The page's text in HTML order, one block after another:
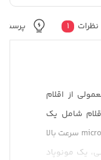
نظرات 1 پرسش
9 باندل نسبت به گوپرو 9 معمولی از اقلام
شامل یک
باتری یدک اضافه، یک کارت حافظه micro sd سرعت بالا
یک مونوپاد